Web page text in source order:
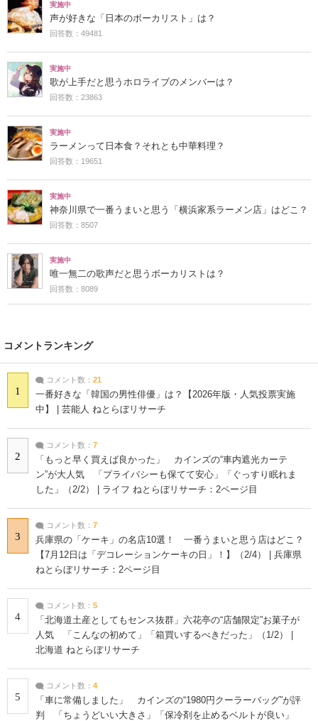
実施中
声が好きな「日本のボーカリスト」は？
回答数：49481
実施中
歌が上手だと思うホロライブのメンバーは？
回答数：23863
実施中
ラーメンって日本食？それとも中華料理？
回答数：19651
実施中
神奈川県で一番うまいと思う「横浜家系ラーメン店」はどこ？
回答数：8507
実施中
唯一無二の歌声だと思うボーカリストは？
回答数：8089
コメントランキング
1
コメント数： 21
一番好きな「韓国の男性俳優」は？【2026年版・人気投票実施
中】 | 芸能人 ねとらぼリサーチ
2
コメント数： 7
「もっと早く買えば良かった」 カインズの“車内遮光カーテ
ン”が大人気 「プライバシーも保てて安心」「ぐっすり眠れま
した」（2/2） | ライフ ねとらぼリサーチ：2ページ目
3
コメント数： 7
兵庫県の「ケーキ」の名店10選！ 一番うまいと思う店はどこ？
【7月12日は「デコレーションケーキの日」！】（2/4） | 兵庫県
ねとらぼリサーチ：2ページ目
4
コメント数： 5
「北海道土産としてもセンス抜群」六花亭の“店舗限定”お菓子が
人気 「こんなの初めて」「箱買いするべきだった」（1/2） |
北海道 ねとらぼリサーチ
5
コメント数： 4
「車に常備しました」 カインズの“1980円クーラーバッグ”が評
判 「ちょうどいい大きさ」「保冷剤を止めるベルトが良い」